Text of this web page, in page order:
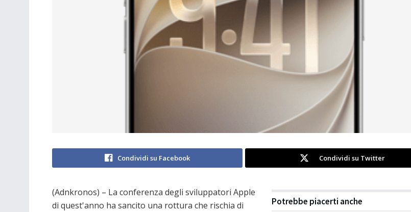
Condividi su Facebook Condividi su Twitter
Potrebbe piacerti anche
(Adnkronos) – La conferenza degli sviluppatori Apple
di quest'anno ha sancito una rottura che rischia di